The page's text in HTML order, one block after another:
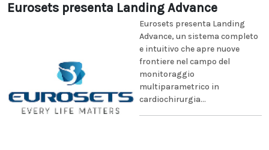
Eurosets presenta Landing Advance
Eurosets presenta Landing
Advance, un sistema completo
e intuitivo che apre nuove
frontiere nel campo del
monitoraggio
multiparametrico in
cardiochirurgia...